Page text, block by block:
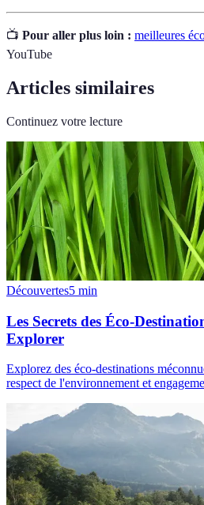
📺 Pour aller plus loin : meilleures
YouTube
Articles similaires
Continuez votre lecture
Découvertes5 min
Les Secrets des Éco-
Explorer
Explorez des éco-destinations
respect de l'environnement et